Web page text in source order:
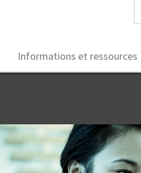
Informations et ressources